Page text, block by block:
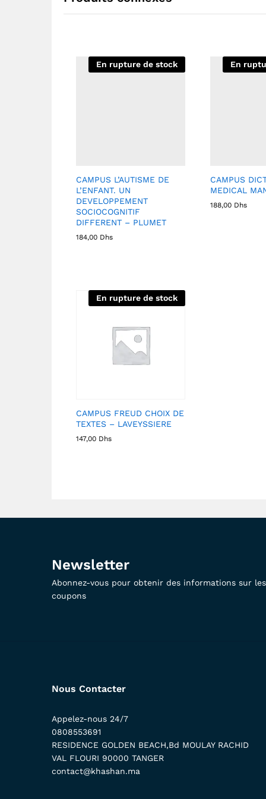
En rupture de stock
CAMPUS L’AUTISME DE
L’ENFANT. UN
DEVELOPPEMENT
SOCIOCOGNITIF
DIFFERENT – PLUMET
184,00 Dhs
En
CAMPUS
MEDICAL
188,00 Dhs
En rupture de stock
CAMPUS FREUD CHOIX DE
TEXTES – LAVEYSSIERE
147,00 Dhs
Newsletter
Abonnez-vous pour obtenir des informations sur
coupons
Nous Contacter
Appelez-nous 24/7
0808553691
RESIDENCE GOLDEN BEACH,Bd MOULAY RACHID
VAL FLOURI 90000 TANGER
contact@khashan.ma